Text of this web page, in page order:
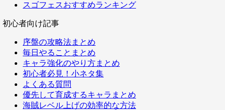
スゴフェスおすすめランキング
初心者向け記事
序盤の攻略法まとめ
毎日やることまとめ
キャラ強化のやり方まとめ
初心者必見！小ネタ集
よくある質問
優先して育成するキャラまとめ
海賊レベル上げの効率的な方法